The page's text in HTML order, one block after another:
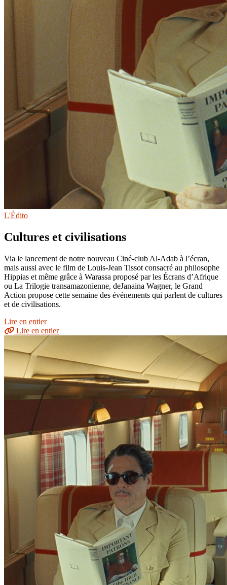
L'Édito
Cultures et civilisations
Via le lancement de notre nouveau Ciné-club Al-Adab à l’écran,
mais aussi avec le film de Louis-Jean Tissot consacré au philosophe
Hippias et même grâce à Warassa proposé par les Écrans d’Afrique
ou La Trilogie transamazonienne, deJanaina Wagner, le Grand
Action propose cette semaine des événements qui parlent de cultures
et de civilisations.
Lire en entier
Lire en entier